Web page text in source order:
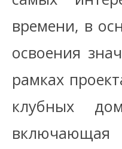
времени, в
освоения
рамках
клубных
включающая